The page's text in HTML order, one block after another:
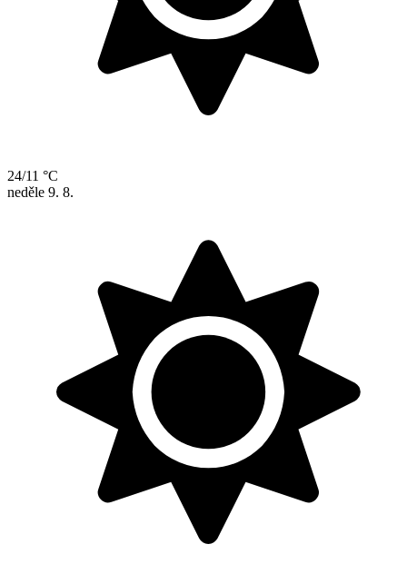
24/11 °C
neděle 9. 8.